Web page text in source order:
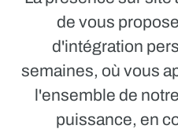
de vous
d'intégration
semaines, où vous
l'ensemble de
puissance, en